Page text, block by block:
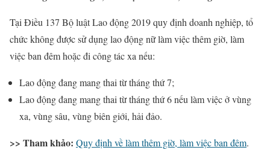
Tại Điều 137 Bộ luật Lao động 2019 quy định doanh nghiệp, tổ
chức không được sử dụng lao động nữ làm việc thêm giờ, làm
việc ban đêm hoặc đi công tác xa nếu:
Lao động đang mang thai từ tháng thứ 7;
Lao động đang mang thai từ tháng thứ 6 nếu làm việc ở vùng
xa, vùng sâu, vùng biên giới, hải đảo.
>> Tham khảo: Quy định về làm thêm giờ, làm việc ban đêm.